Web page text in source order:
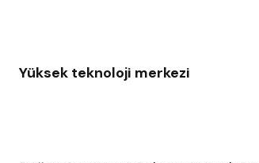
Yüksek teknoloji merkezi